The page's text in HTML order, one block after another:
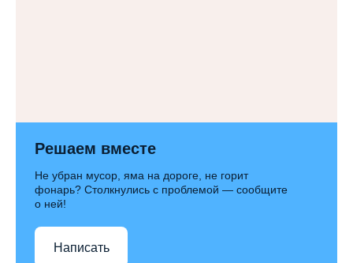
Решаем вместе
Не убран мусор, яма на дороге, не горит
фонарь? Столкнулись с проблемой — сообщите
о ней!
Написать